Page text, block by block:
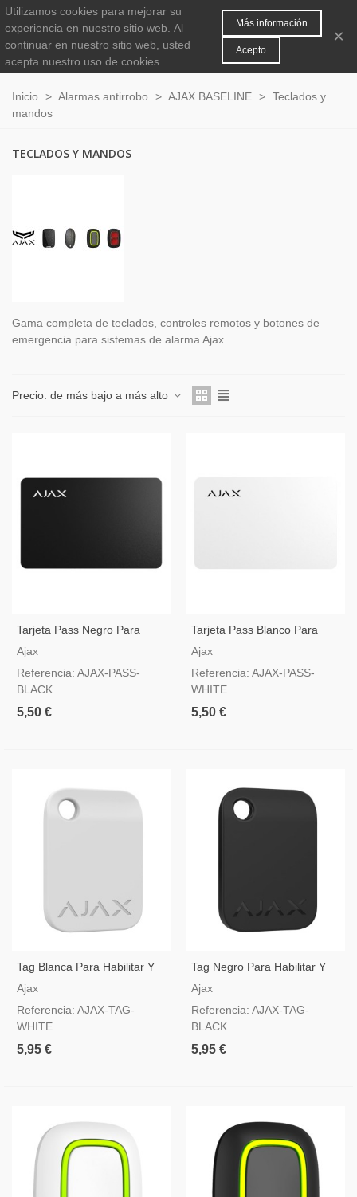
0
Inicio > Alarmas antirrobo > AJAX BASELINE > Teclados y
mandos
TECLADOS Y MANDOS
Gama completa de teclados, controles remotos y botones de
emergencia para sistemas de alarma Ajax
Precio: de más bajo a más alto
Tarjeta Pass Negro Para
Habilitar Y Deshabilitar Los
Través De Keypad Plus
Ajax
Referencia: AJAX-PASS-
BLACK
5,50 €
Tarjeta Pass Blanco Para
Habilitar Y Deshabilitar Los
Través De Keypad Plus
Ajax
Referencia: AJAX-PASS-
WHITE
5,50 €
Tag Blanca Para Habilitar Y
Deshabilitar Los Sistemas De
Keypad Plus
Ajax
Referencia: AJAX-TAG-
WHITE
5,95 €
Tag Negro Para Habilitar Y
Deshabilitar Los Sistemas De
Keypad Plus
Ajax
Referencia: AJAX-TAG-
BLACK
5,95 €
Utilizamos cookies para mejorar su
experiencia en nuestro sitio web. Al
continuar en nuestro sitio web, usted
acepta nuestro uso de cookies.
Más información
Acepto
×